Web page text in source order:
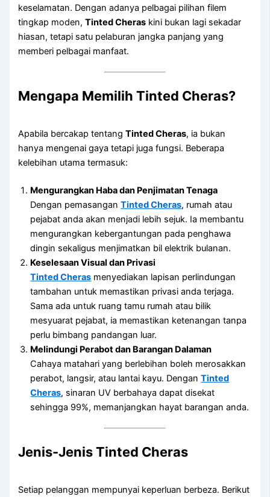
keselamatan. Dengan adanya pelbagai pilihan filem
tingkap moden,Tinted Cheras kini bukan lagi sekadar
hiasan, tetapi satu pelaburan jangka panjang yang
memberi pelbagai manfaat.
Mengapa Memilih Tinted Cheras?
Apabila bercakap tentangTinted Cheras, ia bukan
hanya mengenai gaya tetapi juga fungsi. Beberapa
kelebihan utama termasuk:
Mengurangkan Haba dan Penjimatan Tenaga
Dengan pemasanganTinted Cheras, rumah atau
pejabat anda akan menjadi lebih sejuk. Ia membantu
mengurangkan kebergantungan pada penghawa
dingin sekaligus menjimatkan bil elektrik bulanan.
Keselesaan Visual dan Privasi
Tinted Cheras menyediakan lapisan perlindungan
tambahan untuk memastikan privasi anda terjaga.
Sama ada untuk ruang tamu rumah atau bilik
mesyuarat pejabat, ia memastikan ketenangan tanpa
perlu bimbang pandangan luar.
Melindungi Perabot dan Barangan Dalaman
Cahaya matahari yang berlebihan boleh merosakkan
perabot, langsir, atau lantai kayu. DenganTinted
Cheras, sinaran UV berbahaya dapat disekat
sehingga 99%, memanjangkan hayat barangan anda.
Jenis-Jenis Tinted Cheras
Setiap pelanggan mempunyai keperluan berbeza. Berikut